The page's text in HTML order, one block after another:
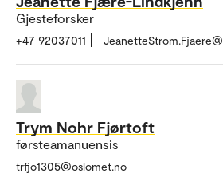
Gjesteforsker
+47 92037011
Trym Nohr Fjørtoft
førsteamanuensis
trfjo1305@oslomet.no